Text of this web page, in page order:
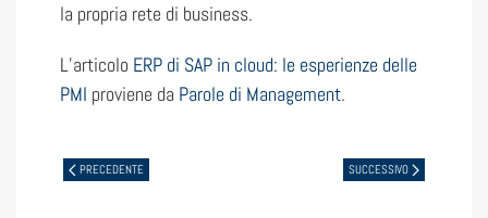
la propria rete di business.
L’articolo ERP di SAP in cloud: le esperienze delle
PMI proviene da Parole di Management.
PRECEDENTE SUCCESSIVO